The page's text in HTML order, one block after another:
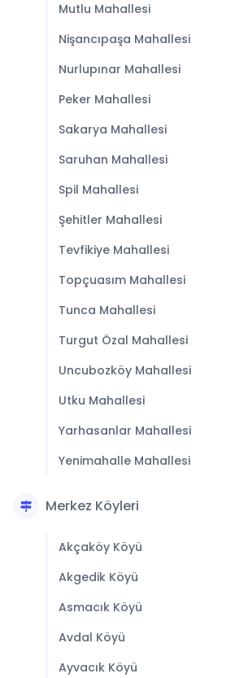
Mutlu Mahallesi
Nişancıpaşa Mahallesi
Nurlupınar Mahallesi
Peker Mahallesi
Sakarya Mahallesi
Saruhan Mahallesi
Spil Mahallesi
Şehitler Mahallesi
Tevfikiye Mahallesi
Topçuasım Mahallesi
Tunca Mahallesi
Turgut Özal Mahallesi
Uncubozköy Mahallesi
Utku Mahallesi
Yarhasanlar Mahallesi
Yenimahalle Mahallesi
Merkez Köyleri
Akçaköy Köyü
Akgedik Köyü
Asmacık Köyü
Avdal Köyü
Ayvacık Köyü